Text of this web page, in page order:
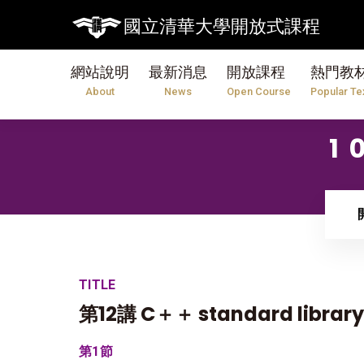
國立清華大學開放式課程
網站說明
About
最新消息
News
開放課程
Open Course
熱門教
Popular
TITLE
第12講 C＋＋ standard library
第1節